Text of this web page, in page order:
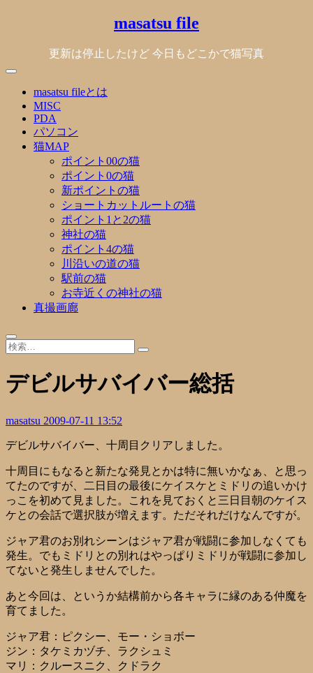
masatsu file
更新は停止したけど 今日もどこかで猫写真
masatsu fileとは
MISC
PDA
パソコン
猫MAP
ポイント00の猫
ポイント0の猫
新ポイントの猫
ショートカットルートの猫
ポイント1と2の猫
神社の猫
ポイント4の猫
川沿いの道の猫
駅前の猫
お寺近くの神社の猫
真撮画廊
デビルサバイバー総括
masatsu 2009-07-11 13:52
デビルサバイバー、十周目クリアしました。
十周目にもなると新たな発見とかは特に無いかなぁ、と思っ
てたのですが、二日目の最後にケイスケとミドリの追いかけ
っこを初めて見ました。これを見ておくと三日目朝のケイス
ケとの会話で選択肢が増えます。ただそれだけなんですが。
ジャア君のお別れシーンはジャア君が戦闘に参加しなくても
発生。でもミドリとの別れはやっぱりミドリが戦闘に参加し
てないと発生しませんでした。
あと今回は、というか結構前から各キャラに縁のある仲魔を
育てました。
ジャア君：ピクシー、モー・ショボー
ジン：タケミカヅチ、ラクシュミ
マリ：クルースニク、クドラク